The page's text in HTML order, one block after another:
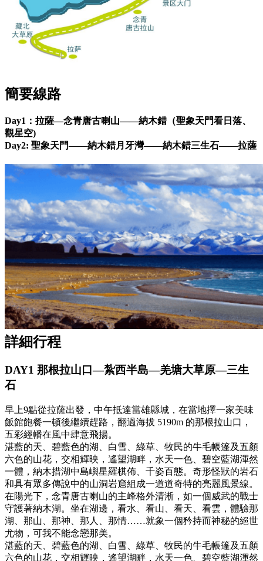
簡要線路
Day1：拉薩—念青唐古喇山——納木錯（聖象天門看日落、
觀星空)
Day2: 聖象天門——納木錯月牙灣——納木錯三生石——拉薩
詳細行程
DAY1 那根拉山口—紮西半島—羌塘大草原—三生
石
早上9點從拉薩出發，中午抵達當雄縣城，在當地擇一家美味
飯館飽餐一頓後繼續趕路，翻過海拔 5190m 的那根拉山口，
五彩經幡在風中肆意飛揚。
湛藍的天、碧藍色的湖、白雪、綠草、牧民的牛毛帳篷及五顏
六色的山花，交相輝映，遙望湖畔，水天一色、碧空藍湖渾然
一體，納木措湖中島嶼星羅棋佈、千姿百態。奇形怪狀的岩石
和具有眾多傳說中的山洞岩窟組成一道道奇特的亮麗風景線。
在陽光下，念青唐古喇山的主峰格外清淅，如一個威武的戰士
守護著納木湖。坐在湖邊，看水、看山、看天、看雲，體驗那
湖、那山、那神、那人、那情……就象一個矜持而神秘的絕世
尤物，可我不能念戀那美。
湛藍的天、碧藍色的湖、白雪、綠草、牧民的牛毛帳篷及五顏
六色的山花，交相輝映，遙望湖畔，水天一色、碧空藍湖渾然